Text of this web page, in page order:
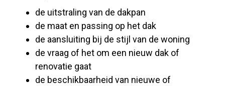
de uitstraling van de dakpan
de maat en passing op het dak
de aansluiting bij de stijl van de woning
de vraag of het om een nieuw dak of
renovatie gaat
de beschikbaarheid van nieuwe of